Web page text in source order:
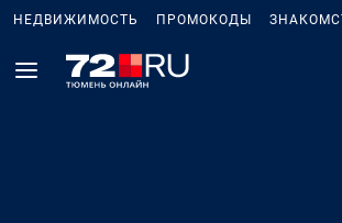
НЕДВИЖИМОСТЬ ПРОМОКОДЫ